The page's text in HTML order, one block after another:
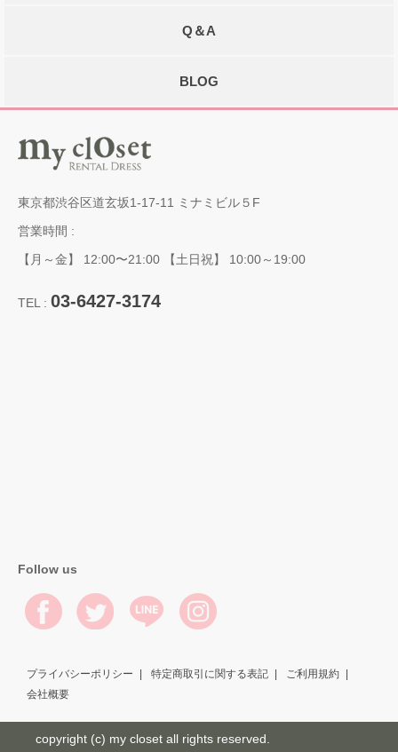
Q＆A
BLOG
東京都渋谷区道玄坂1-17-11 ミナミビル５F
営業時間 :
【月～金】 12:00〜21:00 【土日祝】 10:00～19:00
TEL : 03-6427-3174
Follow us
プライバシーポリシー 特定商取引に関する表記
ご利用規約
会社概要
copyright (c) my closet all rights reserved.